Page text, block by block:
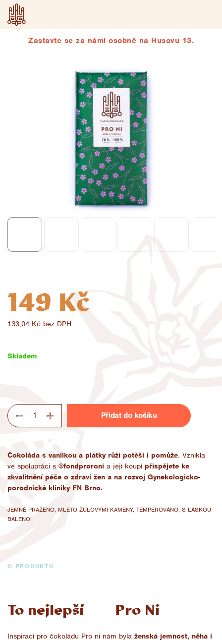
Přejít
obsah
Zastavte se za námi osobně na Husovu 13.
149 Kč
133,04 Kč bez DPH
Skladem
Přidat do košíku
Čokoláda s vanilkou a plátky růží potěší i pomůže. Vznikla
ve spolupráci s @fondproroni a její koupí přispějete ke
zkvalitnění péče o zdraví žen a na rozvoj Gynekologicko-
porodnické kliniky FN Brno.
JEMNĚ PRAŽENO, MLETO ŽULOVÝMI KAMENY, TEMPEROVÁNO, S LÁSKOU
BALENO.
O PRODUKTU
To nejlepší Pro Ni
Inspirací pro čokoládu Pro ni nám byla ženská jemnost, něha i